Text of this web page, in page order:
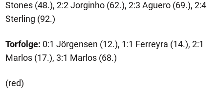
Stones (48.), 2:2 Jorginho (62.), 2:3 Aguero (69.), 2:4
Sterling (92.)
Torfolge: 0:1 Jörgensen (12.), 1:1 Ferreyra (14.), 2:1
Marlos (17.), 3:1 Marlos (68.)
(red)